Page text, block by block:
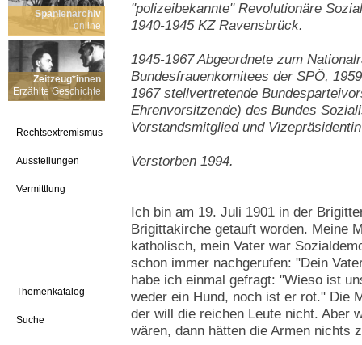
Spanienarchiv
online
Zeitzeug*innen
Erzählte Geschichte
Rechtsextremismus
Ausstellungen
Vermittlung
Themenkatalog
Suche
"polizeibekannte" Revolutionäre
1940-1945 KZ Ravensbrück.
1945-1967 Abgeordnete zum
Bundesfrauenkomitees der SPÖ,
1967 stellvertretende
Ehrenvorsitzende) des Bundes
Vorstandsmitglied und
Verstorben 1994.
Ich bin am 19. Juli 1901 in der
Brigittakirche getauft worden. Meine
katholisch, mein Vater war
schon immer nachgerufen: "Dein
habe ich einmal gefragt: "Wieso ist
weder ein Hund, noch ist er rot." Die
der will die reichen Leute nicht. Aber
wären, dann hätten die Armen nichts